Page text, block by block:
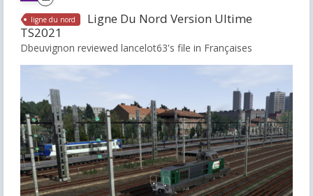
ligne du nord
Ligne Du Nord Version Ultime
TS2021
Dbeuvignon reviewed lancelot63's file in Françaises